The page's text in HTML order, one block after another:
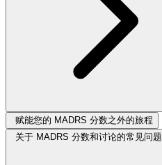
赋能您的 MADRS 分数之外的旅程
关于 MADRS 分数和讨论的常见问题